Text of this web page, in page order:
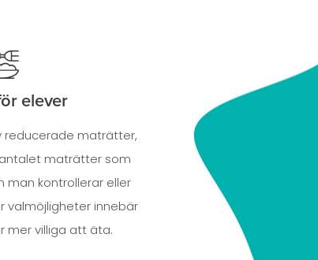
elever
reducerade maträtter,
maträtter som
man kontrollerar eller
valmöjligheter innebär
mer villiga att äta.